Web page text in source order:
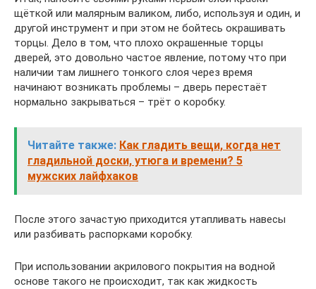
щёткой или малярным валиком, либо, используя и один, и
другой инструмент и при этом не бойтесь окрашивать
торцы. Дело в том, что плохо окрашенные торцы
дверей, это довольно частое явление, потому что при
наличии там лишнего тонкого слоя через время
начинают возникать проблемы – дверь перестаёт
нормально закрываться – трёт о коробку.
Читайте также: Как гладить вещи, когда нет
гладильной доски, утюга и времени? 5
мужских лайфхаков
После этого зачастую приходится утапливать навесы
или разбивать распорками коробку.
При использовании акрилового покрытия на водной
основе такого не происходит, так как жидкость